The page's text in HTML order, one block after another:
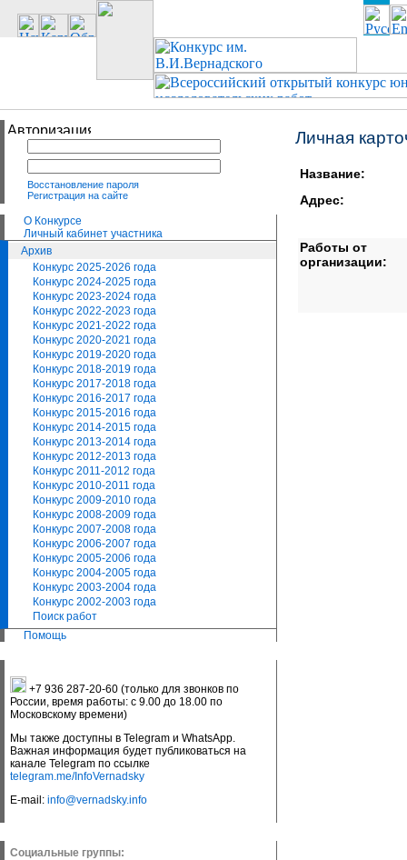
Восстановление пароля
Регистрация на сайте
О Конкурсе
Личный кабинет участника
Архив
Конкурс 2025-2026 года
Конкурс 2024-2025 года
Конкурс 2023-2024 года
Конкурс 2022-2023 года
Конкурс 2021-2022 года
Конкурс 2020-2021 года
Конкурс 2019-2020 года
Конкурс 2018-2019 года
Конкурс 2017-2018 года
Конкурс 2016-2017 года
Конкурс 2015-2016 года
Конкурс 2014-2015 года
Конкурс 2013-2014 года
Конкурс 2012-2013 года
Конкурс 2011-2012 года
Конкурс 2010-2011 года
Конкурс 2009-2010 года
Конкурс 2008-2009 года
Конкурс 2007-2008 года
Конкурс 2006-2007 года
Конкурс 2005-2006 года
Конкурс 2004-2005 года
Конкурс 2003-2004 года
Конкурс 2002-2003 года
Поиск работ
Помощь
+7 936 287-20-60 (только для звонков по
России, время работы: с 9.00 до 18.00 по
Московскому времени)
Мы также доступны в Telegram и WhatsApp.
Важная информация будет публиковаться на
канале Telegram по ссылке
telegram.me/InfoVernadsky
E-mail: info@vernadsky.info
Социальные группы:
Личная
Название:
Адрес:
Работы от
организации: